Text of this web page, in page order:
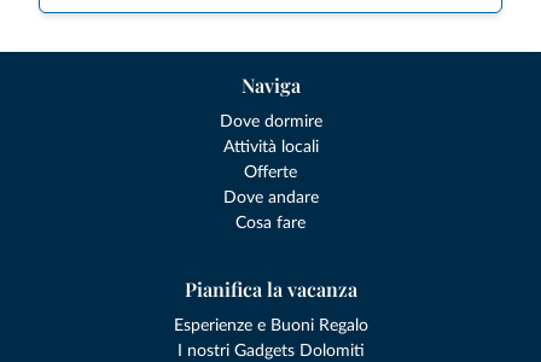
Naviga
Dove dormire
Attività locali
Offerte
Dove andare
Cosa fare
Pianifica la vacanza
Esperienze e Buoni Regalo
I nostri Gadgets Dolomiti